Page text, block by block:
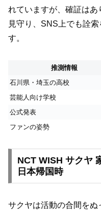
れていますが、確証はあ
見守り、SNS上でも詮
す。
推測情報
石川県・埼玉の高校
芸能人向け学校
公式発表
ファンの姿勢
NCT WISH サクヤ
日本帰国時
サクヤは活動の合間をぬ